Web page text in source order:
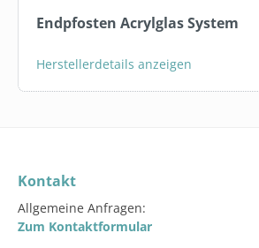
Endpfosten Acrylglas System
Herstellerdetails anzeigen
Kontakt
Allgemeine Anfragen:
Zum Kontaktformular